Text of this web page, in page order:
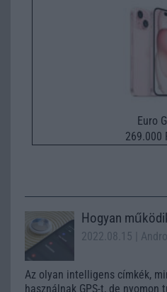
Euro
269.000
Hogyan
2022.08.15 |
Az olyan intelligens címkék,
használnak GPS-t, de